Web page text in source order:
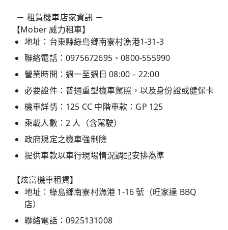
－ 租賃機車店家資訊 －
【Mober 威力租車】
地址：台東縣綠島鄉南寮村漁港1-31-3
聯絡電話：0975672695、0800-555990
營業時間：週一至週日 08:00 – 22:00
必要證件：普通重型機車駕照，以及身份證或健保卡
機車詳情：125 CC 中階車款：GP 125
乘載人數：2 人（含駕駛）
政府規定之機車強制險
提供車款以車行現場情況調配安排為準
【炫富機車租賃】
地址：綠島鄉南寮村漁港 1-16 號（旺家達 BBQ
店）
聯絡電話：0925131008